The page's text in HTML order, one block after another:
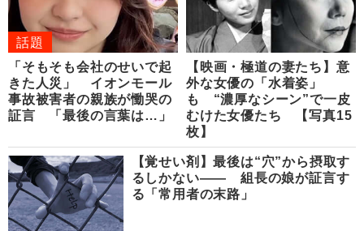
話題
「そもそも会社のせいで起
きた人災」 イオンモール
事故被害者の親族が慟哭の
証言 「最後の言葉は…」
【映画・極道の妻たち】意
外な女優の「水着姿」
も “濃厚なシーン”で一皮
むけた女優たち 【写真15
枚】
【覚せい剤】最後は“穴”から摂取す
るしかない―― 組長の娘が証言す
る「常用者の末路」